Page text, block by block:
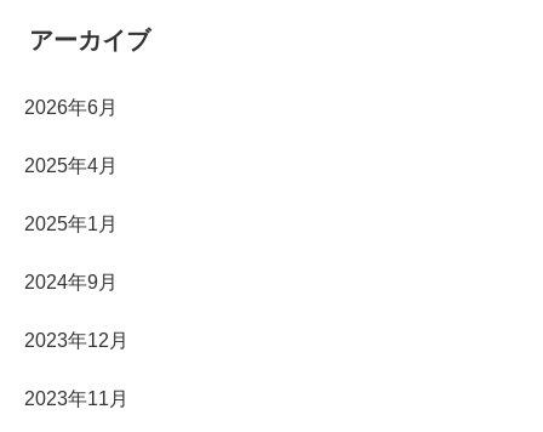
アーカイブ
2026年6月
2025年4月
2025年1月
2024年9月
2023年12月
2023年11月